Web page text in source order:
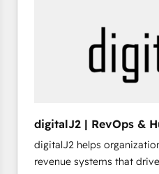
計・構築：リード獲得・
計・導線設計・テンプレー
提供。 ▸ 既存CRM・MAか
Marketo・Pardot等からの
データ移行と活用設計まで
ンツとサイト構造を最適化。 🏆 なぜ100incを選ぶの
か？ ✓ HubSpot Eliteパー
ード受賞・HUGリーダー
ISO9001:2015 取得 ✓ 400
buyer journey for clean
🎯Demand Gen & ABM:
ABM, AEO, SEO, & paid
Web Design: Build high-
configure HubSpot AI, &
AI services.
custom integrations,
digitalJ2 | RevOps &
Implementations
digitalJ2 helps
revenue systems that